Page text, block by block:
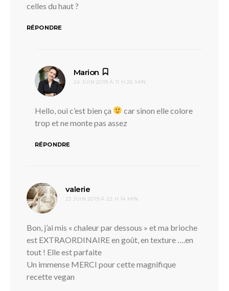
celles du haut ?
RÉPONDRE
Marion
24 JUIN 2019 À 11 H 26 MIN
Hello, oui c’est bien ça
car sinon elle colore
trop et ne monte pas assez
RÉPONDRE
valerie
23 JUIN 2019 À 22 H 14 MIN
Bon, j’ai mis « chaleur par dessous » et ma brioche
est EXTRAORDINAIRE en goût, en texture ….en
tout ! Elle est parfaite
Un immense MERCI pour cette magnifique
recette vegan